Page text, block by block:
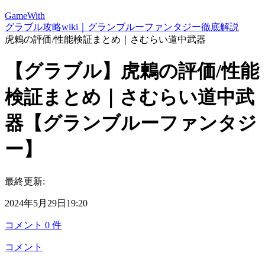
GameWith
グラブル攻略wiki｜グランブルーファンタジー徹底解説
虎鶫の評価/性能検証まとめ｜さむらい道中武器
【グラブル】虎鶫の評価/性能
検証まとめ｜さむらい道中武
器【グランブルーファンタジ
ー】
最終更新:
2024年5月29日19:20
コメント 0 件
コメント